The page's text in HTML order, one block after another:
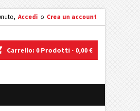
Accedi o Crea un account
Carrello: 0 Prodotti - 0,00 €